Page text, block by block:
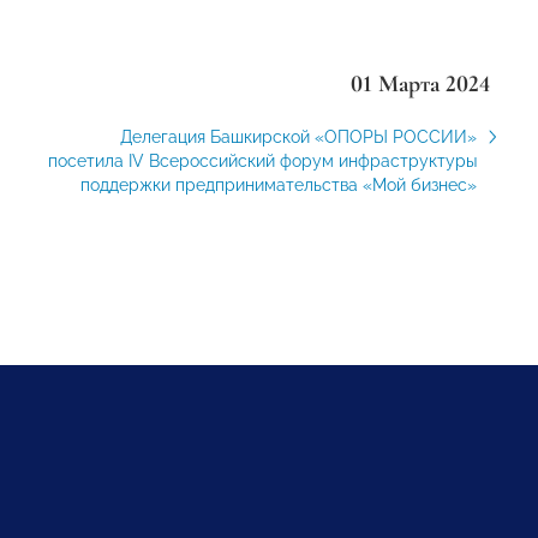
01 Марта 2024
Делегация Башкирской «ОПОРЫ РОССИИ»
посетила IV Всероссийский форум инфраструктуры
поддержки предпринимательства «Мой бизнес»